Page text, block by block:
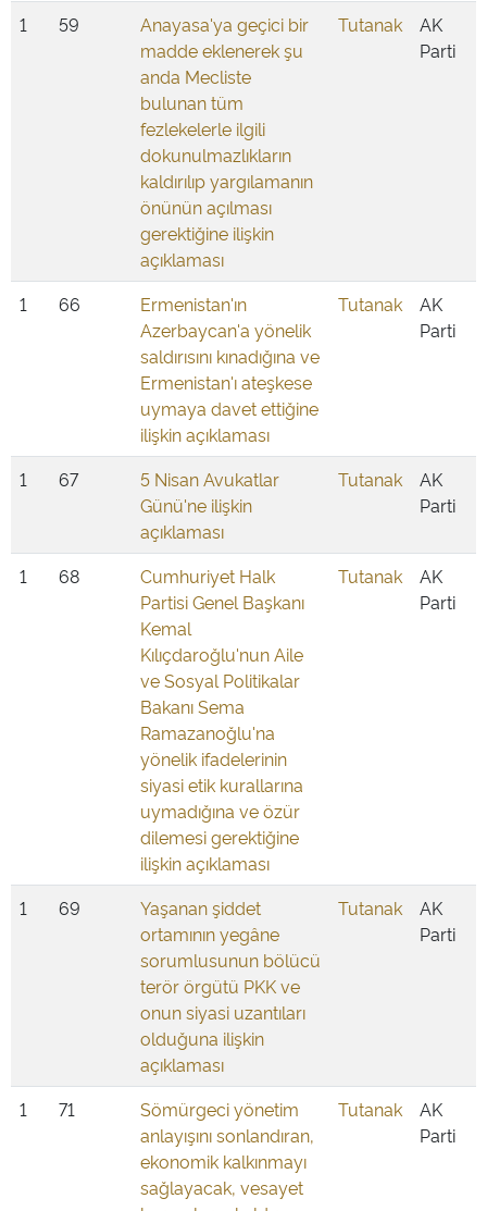
1 59
Anayasa'ya geçici bir
madde eklenerek şu
anda Mecliste
bulunan tüm
fezlekelerle ilgili
dokunulmazlıkların
kaldırılıp yargılamanın
önünün açılması
gerektiğine ilişkin
açıklaması
Tutanak
AK
Parti
1 66
Ermenistan'ın
Azerbaycan'a yönelik
saldırısını kınadığına ve
Ermenistan'ı ateşkese
uymaya davet ettiğine
ilişkin açıklaması
Tutanak
AK
Parti
1 67
5 Nisan Avukatlar
Günü'ne ilişkin
açıklaması
Tutanak
AK
Parti
1 68
Cumhuriyet Halk
Partisi Genel Başkanı
Kemal
Kılıçdaroğlu'nun Aile
ve Sosyal Politikalar
Bakanı Sema
Ramazanoğlu'na
yönelik ifadelerinin
siyasi etik kurallarına
uymadığına ve özür
dilemesi gerektiğine
ilişkin açıklaması
Tutanak
AK
Parti
1 69
Yaşanan şiddet
ortamının yegâne
sorumlusunun bölücü
terör örgütü PKK ve
onun siyasi uzantıları
olduğuna ilişkin
açıklaması
Tutanak
AK
Parti
1 71
Sömürgeci yönetim
anlayışını sonlandıran,
ekonomik kalkınmayı
sağlayacak, vesayet
Tutanak
AK
Parti